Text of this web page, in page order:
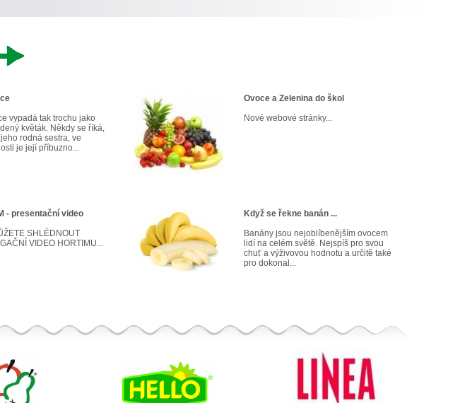
vypadá tak trochu jako
květák. Někdy se říká,
rodná sestra, ve
je její příbuzno...
Ovoce a Zelenina do škol
Nové webové stránky...
- presentační video
SHLÉDNOUT
VIDEO HORTIMU...
Když se řekne banán ...
Banány jsou nejoblíbenějším ovocem
lidí na celém světě. Nejspíš pro svou
chuť a výživovou hodnotu a určitě také
pro dokonal...